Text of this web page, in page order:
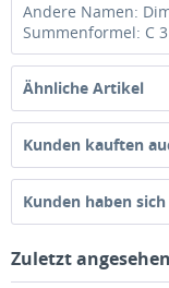
Andere Namen:
Summenformel: C
Ähnliche Artikel
Kunden kauften
Kunden haben
Zuletzt angesehen